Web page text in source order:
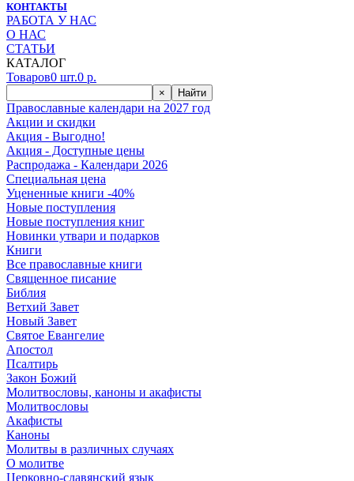
КОНТАКТЫ
РАБОТА У НАС
О НАС
СТАТЬИ
КАТАЛОГ
Товаров0 шт.0 р.
× Найти
Православные календари на 2027 год
Акции и скидки
Акция - Выгодно!
Акция - Доступные цены
Распродажа - Календари 2026
Специальная цена
Уцененные книги -40%
Новые поступления
Новые поступления книг
Новинки утвари и подарков
Книги
Все православные книги
Священное писание
Библия
Ветхий Завет
Новый Завет
Святое Евангелие
Апостол
Псалтирь
Закон Божий
Молитвословы, каноны и акафисты
Молитвословы
Акафисты
Каноны
Молитвы в различных случаях
О молитве
Церковно-славянский язык